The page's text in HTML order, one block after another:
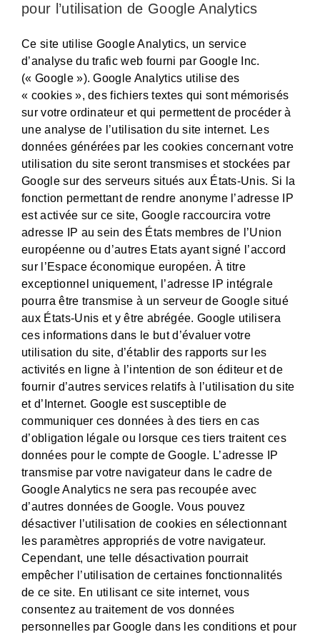
pour l’utilisation de Google Analytics
Ce site utilise Google Analytics, un service
d’analyse du trafic web fourni par Google Inc.
(« Google »). Google Analytics utilise des
« cookies », des fichiers textes qui sont mémorisés
sur votre ordinateur et qui permettent de procéder à
une analyse de l’utilisation du site internet. Les
données générées par les cookies concernant votre
utilisation du site seront transmises et stockées par
Google sur des serveurs situés aux États-Unis. Si la
fonction permettant de rendre anonyme l’adresse IP
est activée sur ce site, Google raccourcira votre
adresse IP au sein des États membres de l’Union
européenne ou d’autres Etats ayant signé l’accord
sur l’Espace économique européen. À titre
exceptionnel uniquement, l’adresse IP intégrale
pourra être transmise à un serveur de Google situé
aux États-Unis et y être abrégée. Google utilisera
ces informations dans le but d’évaluer votre
utilisation du site, d’établir des rapports sur les
activités en ligne à l’intention de son éditeur et de
fournir d’autres services relatifs à l’utilisation du site
et d’Internet. Google est susceptible de
communiquer ces données à des tiers en cas
d’obligation légale ou lorsque ces tiers traitent ces
données pour le compte de Google. L’adresse IP
transmise par votre navigateur dans le cadre de
Google Analytics ne sera pas recoupée avec
d’autres données de Google. Vous pouvez
désactiver l’utilisation de cookies en sélectionnant
les paramètres appropriés de votre navigateur.
Cependant, une telle désactivation pourrait
empêcher l’utilisation de certaines fonctionnalités
de ce site. En utilisant ce site internet, vous
consentez au traitement de vos données
personnelles par Google dans les conditions et pour